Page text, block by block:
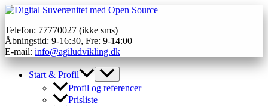
Gå
indholdet
Telefon: 77770027 (ikke sms)
Åbningstid: 9-16:30, Fre: 9-14:00
E-mail: info@agiludvikling.dk
Start & Profil
Profil og referencer
Prisliste